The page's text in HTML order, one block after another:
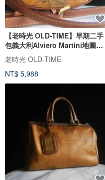
【老時光 OLD-TIME】早期二手
包義大利Alviero Martini地圖肩
背包
老時光 OLD-TIME
NT$ 5,988